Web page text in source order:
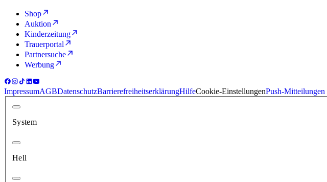
Shop
Auktion
Kinderzeitung
Trauerportal
Partnersuche
Werbung
ImpressumAGBDatenschutzBarrierefreiheitserklärungHilfeCookie-EinstellungenPush-Mitteilungen
System
Hell